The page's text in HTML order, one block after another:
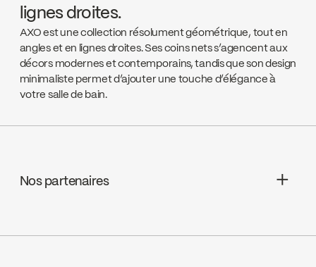
lignes droites.
AXO est une collection résolument géométrique, tout en
angles et en lignes droites. Ses coins nets s’agencent aux
décors modernes et contemporains, tandis que son design
minimaliste permet d’ajouter une touche d’élégance à
votre salle de bain.
Nos partenaires
J.U. Houle